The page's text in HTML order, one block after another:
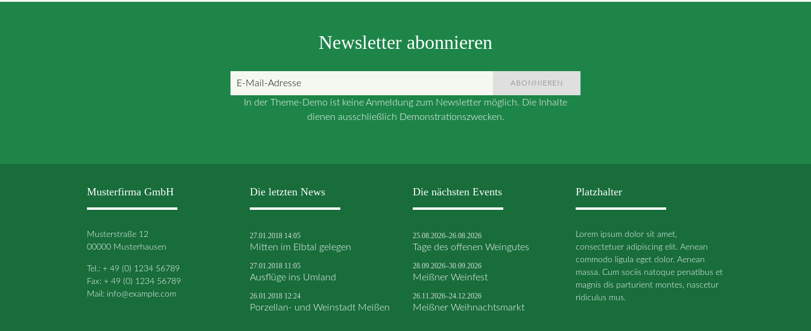
Newsletter abonnieren
E-
Mail-
ABONNIEREN
In der Theme-Demo ist keine Anmeldung zum Newsletter möglich. Die Inhalte
dienen ausschließlich Demonstrationszwecken.
Musterfirma GmbH
Musterstraße 12
00000 Musterhausen
Tel.: + 49 (0) 1234 56789
Fax: + 49 (0) 1234 56789
Mail: info@example.com
Die letzten News
27.01.2018 14:05
Mitten im Elbtal gelegen
27.01.2018 11:05
Ausflüge ins Umland
26.01.2018 12:24
Porzellan- und Weinstadt Meißen
Die nächsten Events
25.08.2026–26.08.2026
Tage des offenen Weingutes
28.09.2026–30.09.2026
Meißner Weinfest
26.11.2026–24.12.2026
Meißner Weihnachtsmarkt
Platzhalter
Lorem ipsum dolor sit amet,
consectetuer adipiscing elit. Aenean
commodo ligula eget dolor. Aenean
massa. Cum sociis natoque penatibus et
magnis dis parturient montes, nascetur
ridiculus mus.